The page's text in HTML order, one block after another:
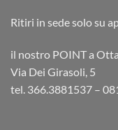
Ritiri in sede solo su
il nostro POINT a
Via Dei Girasoli, 5
tel. 366.3881537 –